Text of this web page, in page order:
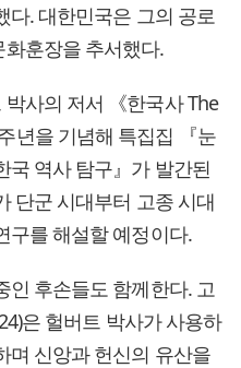
다. 대한민국은 그의 공로
훈장을 추서했다.
사의 저서 《한국사 The
년을 기념해 특집집 『눈
국 역사 탐구』가 발간된
단군 시대부터 고종 시대
구를 해설할 예정이다.
인 후손들도 함께한다. 고
은 헐버트 박사가 사용하
며 신앙과 헌신의 유산을